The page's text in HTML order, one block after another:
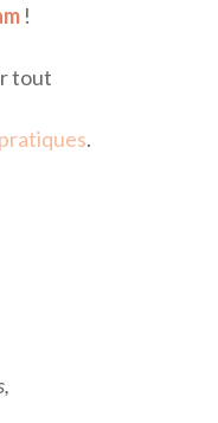
!
tout
.